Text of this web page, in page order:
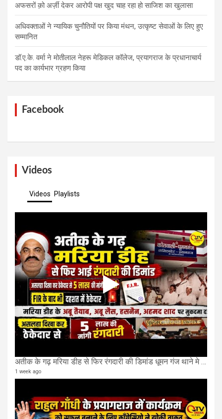
अफसरों क़ो अर्ज़ी देकर आरोपी पक्ष खुद चाह रहा हो साजिश का खुलासा
अधिवक्ताओं ने न्यायिक चुनौतियों पर किया मंथन, उत्कृष्ट सेवाओं के लिए हुए
सम्मानित
डॉ.ए.के. वर्मा ने मोतीलाल नेहरू मेडिकल कॉलेज, प्रयागराज के प्रधानाचार्य
पद का कार्यभार ग्रहण किया
Facebook
Videos
Videos Playlists
अतीक के गढ़ मरिया डीह से फिर रंगदारी की डिमांड धूमन गंज थाने मे 4 के खिलाफ मुकदमा दर्ज
1 week ago